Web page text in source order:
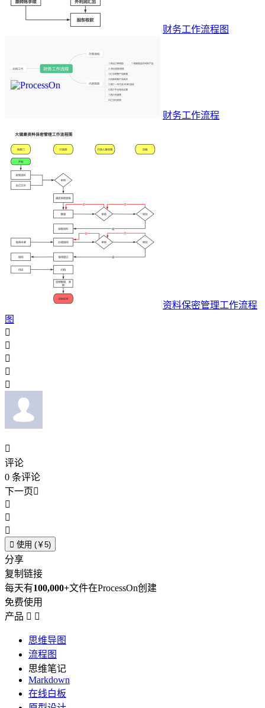
财务工作流程图
财务工作流程
资料保密管理工作流程
图






评论
0 条评论
下一页



 使用 (￥5)
分享
复制链接
每天有100,000+文件在ProcessOn创建
免费使用
产品  
思维导图
流程图
思维笔记
Markdown
在线白板